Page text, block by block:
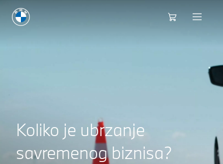
Koliko je ubrzanje
savremenog biznisa?